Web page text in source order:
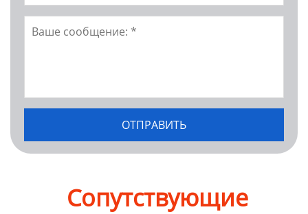
Сопутствующие